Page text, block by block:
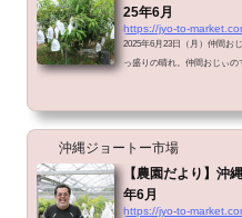
25年6月
https://jyo-to-
2025年6月23日（月）仲間お
っ盛りの晴れ。仲間おじぃの
て、午後はグランドゴルフ
なようですね」「熱中症に
沖縄ジョートー市場
【農園だより】沖
年6月
https://jyo-to-